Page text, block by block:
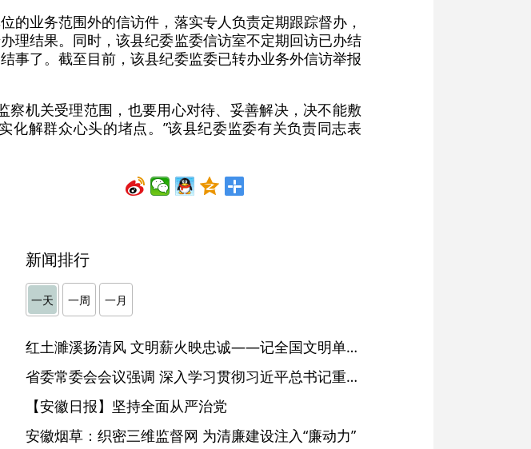
的业务范围外的信访件，落实专人负责定期跟踪督办，
理结果。同时，该县纪委监委信访室不定期回访已办结
事了。截至目前，该县纪委监委已转办业务外信访举报
机关受理范围，也要用心对待、妥善解决，决不能敷
解群众心头的堵点。”该县纪委监委有关负责同志表
新闻排行
一天 一周 一月
红土濉溪扬清风 文明薪火映忠诚——记全国文明单位、安徽省濉溪县纪委监委
省委常委会会议强调 深入学习贯彻习近平总书记重要讲话精神 以高质量党建引领高质量发展 梁言顺主持并讲话
【安徽日报】坚持全面从严治党
安徽烟草：织密三维监督网 为清廉建设注入“廉动力”